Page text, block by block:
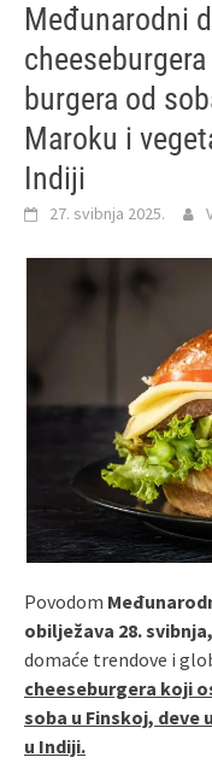
Međunarodni
burgera od
Maroku i
Indiji
27. svibnja 2025.
Povodom
obilježava 28. svibnja,
domaće trendove i
cheeseburgera koji
soba u Finskoj, deve
u Indiji.